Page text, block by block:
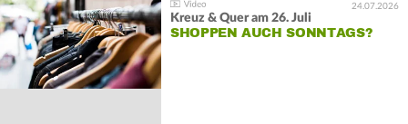
24.07.2026
Kreuz & Quer am 26. Juli
SHOPPEN AUCH SONNTAGS?